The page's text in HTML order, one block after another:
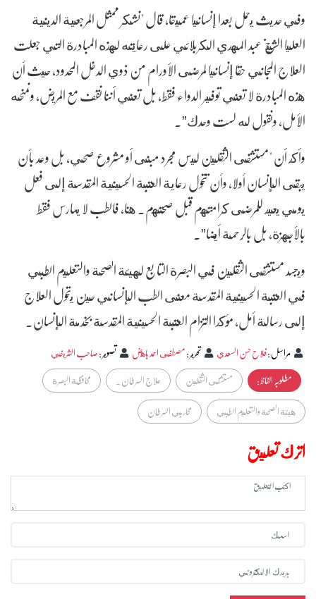
وفي حديث يحمل بعدا إنسانيا عميقا، قال "نشكر ممثل المرجعية الدينية
العليا الشيخ عبد المهدي الكربلائي على رعايته لهذه المبادرة التي جعلت
العلاج المجاني حقا إنسانيا لمرضى الأورام من ذوي الدخل المحدود، حيث أن
هذه المبادرة لا تعني توفير الدواء فقط، بل تعني أننا نقف مع المريض، ونمنحه
الأمل، ونقول له لست وحدك”.
وأكد أن "مستشفى الثقلين ليس مجرد مبنى أو مشروع صحي، بل وعد بأن
يبقى الإنسان أولا، وأن تتحول رعاية العتبة الحسينية المقدسة إلى فعل
يومي يعيد للمرضى كرامتهم قبل صحتهم. هنا، فالطب لا يمارس فقط
بالأجهزة، بل بالرحمة أيضا”.
ويجسد مستشفى الثقلين في البصرة التابع لهيئة الصحة والتعليم الطبي
في العتبة الحسينية المقدسة معنى الطب الإنساني حين يتحول العلاج
إلى رسالة أمل، مؤكدا التزام العتبة الحسينية المقدسة بخدمة الإنسان.
مراسل:فلاح حسن السعدي تحرير:مصطفى احمد باهض تصوير:صاحب الشريفي
مطلوبہ الفاظ :
مستشفى الثقلين علاج السرطان .
محافظة البصرة
هيئة الصحة والتعليم الطبي
محاربي السرطان
اترك تعليق